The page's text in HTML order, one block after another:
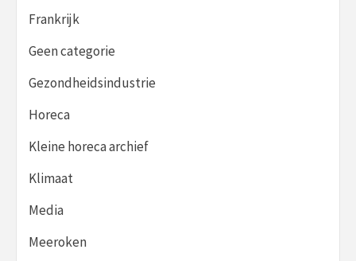
Frankrijk
Geen categorie
Gezondheidsindustrie
Horeca
Kleine horeca archief
Klimaat
Media
Meeroken